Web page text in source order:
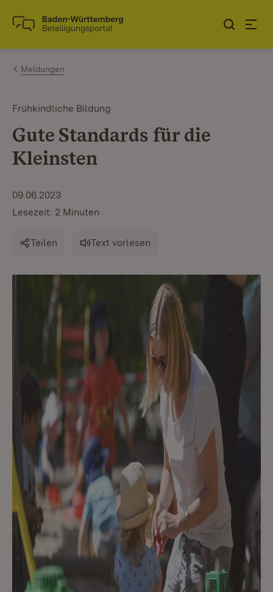
Zum Inhalt springen
Link zur Startseite
Meldungen
Frühkindliche Bildung
Gute Standards für die
Kleinsten
09.06.2023
Lesezeit: 2 Minuten
Teilen Text vorlesen